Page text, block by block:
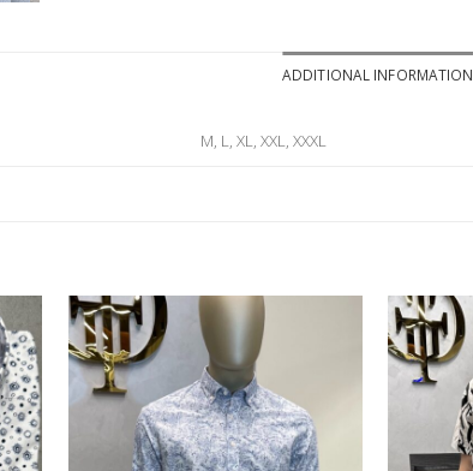
ADDITIONAL INFORMATION
M, L, XL, XXL, XXXL